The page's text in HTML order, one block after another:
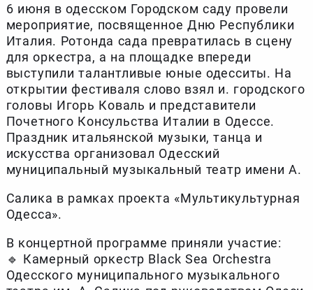
6 июня в одесском Городском саду провели
мероприятие, посвященное Дню Республики
Италия. Ротонда сада превратилась в сцену
для оркестра, а на площадке впереди
выступили талантливые юные одесситы. На
открытии фестиваля слово взял и. городского
головы Игорь Коваль и представители
Почетного Консульства Италии в Одессе.
Праздник итальянской музыки, танца и
искусства организовал Одесский
муниципальный музыкальный театр имени А.
Салика в рамках проекта «Мультикультурная
Одесса».
В концертной программе приняли участие:
🔹 Камерный оркестр Black Sea Orchestra
Одесского муниципального музыкального